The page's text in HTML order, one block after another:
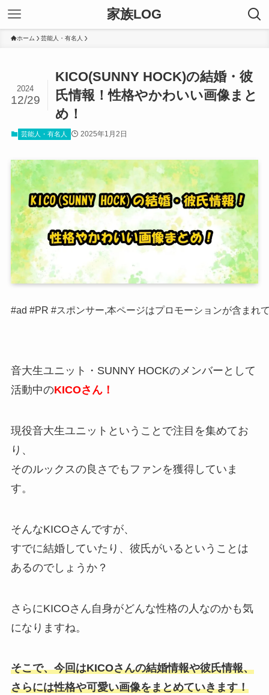
家族LOG
ホーム 芸能人・有名人
KICO(SUNNY HOCK)の結婚・彼
氏情報！性格やかわいい画像まと
め！
2024
12/29
芸能人・有名人 2025年1月2日
#ad #PR #スポンサー,本ページはプロモーションが含まれ
音大生ユニット・SUNNY HOCKのメンバーとして
活動中のKICOさん！
現役音大生ユニットということで注目を集めてお
り、
そのルックスの良さでもファンを獲得していま
す。
そんなKICOさんですが、
すでに結婚していたり、彼氏がいるということは
あるのでしょうか？
さらにKICOさん自身がどんな性格の人なのかも気
になりますね。
そこで、今回はKICOさんの結婚情報や彼氏情報、
さらには性格や可愛い画像をまとめていきます！